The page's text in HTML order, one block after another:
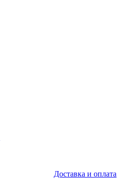
Доставка и оплата